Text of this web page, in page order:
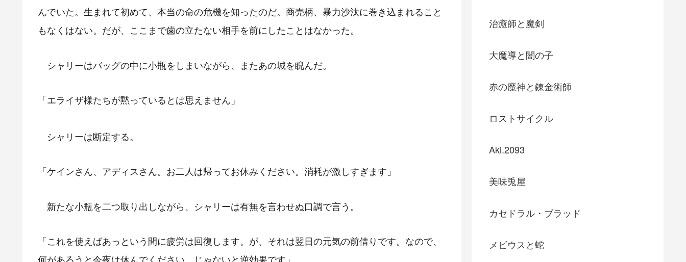
んでいた。生まれて初めて、本当の命の危機を知ったのだ。商売柄、暴力沙汰に巻き込まれること
もなくはない。だが、ここまで歯の立たない相手を前にしたことはなかった。
シャリーはバッグの中に小瓶をしまいながら、またあの城を睨んだ。
「エライザ様たちが黙っているとは思えません」
シャリーは断定する。
「ケインさん、アディスさん。お二人は帰ってお休みください。消耗が激しすぎます」
新たな小瓶を二つ取り出しながら、シャリーは有無を言わせぬ口調で言う。
「これを使えばあっという間に疲労は回復します。が、それは翌日の元気の前借りです。なので、
何があろうと今夜は休んでください。じゃないと逆効果です」
治癒師と魔剣
大魔導と闇の子
赤の魔神と錬金術師
ロストサイクル
Aki.2093
美味兎屋
カセドラル・ブラッド
メビウスと蛇